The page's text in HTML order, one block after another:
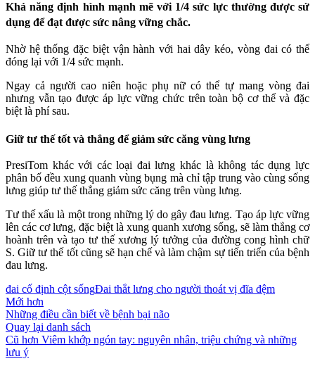
Khả năng định hình mạnh mẽ với 1/4 sức lực thường được sử
dụng để đạt được sức nâng vững chắc.
Nhờ hệ thống đặc biệt vận hành với hai dây kéo, vòng đai có thể
đóng lại với 1/4 sức mạnh.
Ngay cả người cao niên hoặc phụ nữ có thể tự mang vòng đai
nhưng vẫn tạo được áp lực vững chức trên toàn bộ cơ thể và đặc
biệt là phí sau.
Giữ tư thế tốt và thẳng để giảm sức căng vùng lưng
PresiTom khác với các loại đai lưng khác là không tác dụng lực
phân bố đều xung quanh vùng bụng mà chỉ tập trung vào cùng sống
lưng giúp tư thế thẳng giảm sức căng trên vùng lưng.
Tư thế xấu là một trong những lý do gây đau lưng. Tạo áp lực vững
lên các cơ lưng, đặc biệt là xung quanh xương sống, sẽ làm thẳng cơ
hoành trên và tạo tư thế xương lý tưởng của đường cong hình chữ
S. Giữ tư thế tốt cũng sẽ hạn chế và làm chậm sự tiến triển của bệnh
đau lưng.
đai cố định cột sốngĐai thắt lưng cho người thoát vị đĩa đệm
Mới hơn
Những điều cần biết về bệnh bại não
Quay lại danh sách
Cũ hơn Viêm khớp ngón tay: nguyên nhân, triệu chứng và những
lưu ý